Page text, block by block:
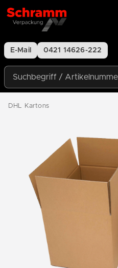
E-Mail 0421 14626-222
Suchbegriff /
DHL Kartons